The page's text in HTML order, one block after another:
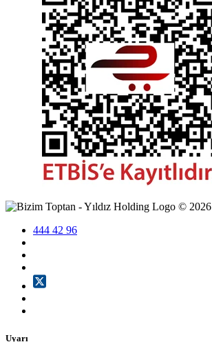
© 2026
444 42 96
Uyarı